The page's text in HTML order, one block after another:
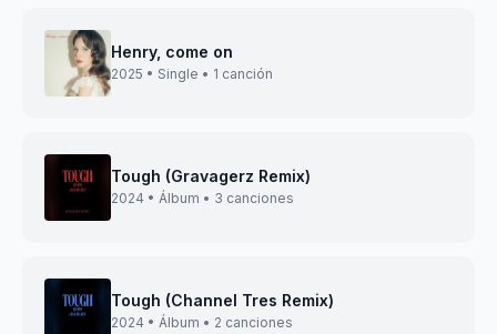
Henry, come on
2025 • Single • 1 canción
Tough (Gravagerz Remix)
2024 • Álbum • 3 canciones
Tough (Channel Tres Remix)
2024 • Álbum • 2 canciones